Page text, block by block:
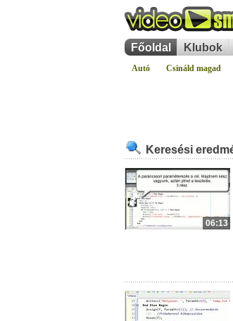
Főoldal Klubok
Autó Csináld magad
Keresési
06:13